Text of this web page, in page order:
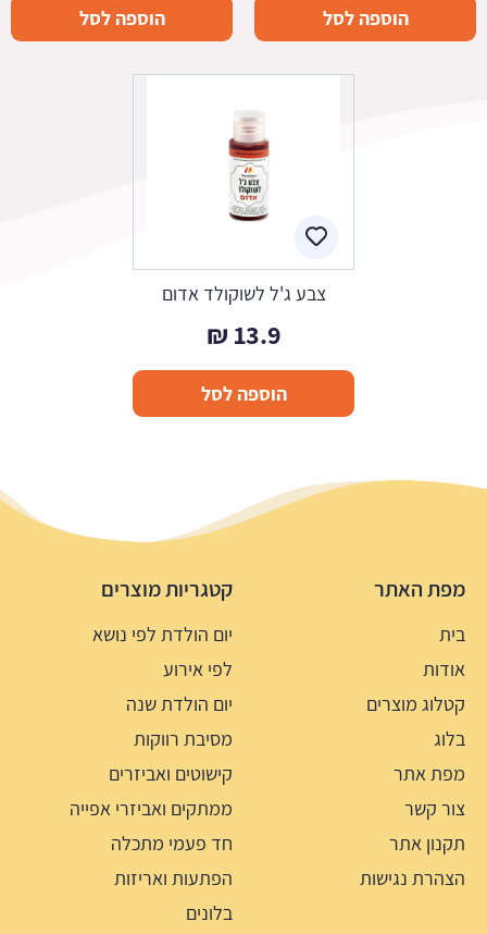
הוספה לסל הוספה לסל
צבע ג'ל לשוקולד אדום
13.9
₪
הוספה לסל
מפת האתר
בית
אודות
קטלוג מוצרים
בלוג
מפת אתר
צור קשר
תקנון אתר
הצהרת נגישות
קטגריות מוצרים
יום הולדת לפי נושא
לפי אירוע
יום הולדת שנה
מסיבת רווקות
קישוטים ואביזרים
ממתקים ואביזרי אפייה
חד פעמי מתכלה
הפתעות ואריזות
בלונים